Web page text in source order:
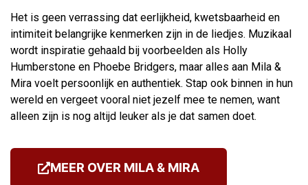
Het is geen verrassing dat eerlijkheid, kwetsbaarheid en
intimiteit belangrijke kenmerken zijn in de liedjes. Muzikaal
wordt inspiratie gehaald bij voorbeelden als Holly
Humberstone en Phoebe Bridgers, maar alles aan Mila &
Mira voelt persoonlijk en authentiek. Stap ook binnen in hun
wereld en vergeet vooral niet jezelf mee te nemen, want
alleen zijn is nog altijd leuker als je dat samen doet.
MEER OVER MILA & MIRA